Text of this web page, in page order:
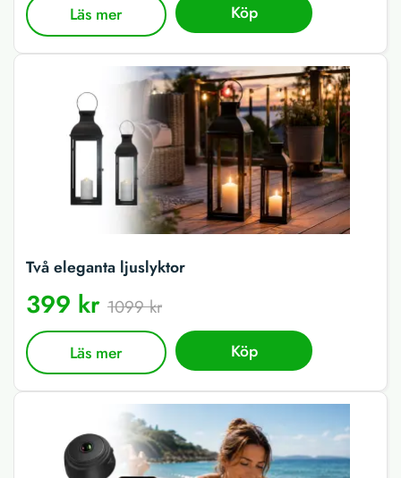
Läs mer Köp
Två eleganta ljuslyktor
399 kr 1099 kr
Läs mer Köp